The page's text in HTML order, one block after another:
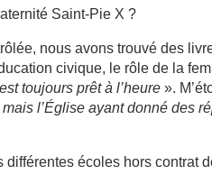
Saint-Pie X ?
nous avons trouvé des
civique, le rôle de la
toujours prêt à l’heure ».
mais l’Église ayant donné des
écoles hors contrat